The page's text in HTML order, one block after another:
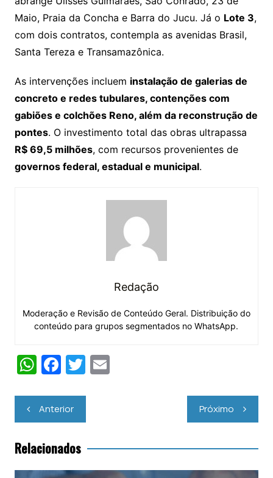
Maio, Praia da Concha e Barra do Jucu. Já o Lote 3,
com dois contratos, contempla as avenidas Brasil,
Santa Tereza e Transamazônica.
As intervenções incluem instalação de galerias de
concreto e redes tubulares, contenções com
gabiões e colchões Reno, além da reconstrução de
pontes. O investimento total das obras ultrapassa
R$ 69,5 milhões, com recursos provenientes de
governos federal, estadual e municipal.
Redação
Moderação e Revisão de Conteúdo Geral. Distribuição do
conteúdo para grupos segmentados no WhatsApp.
W
at
s
A
F
c
e
b
T
itt
er
E
Navegação
de
Post
Anterior Próximo
Relacionados